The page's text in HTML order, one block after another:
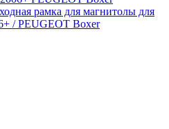
рамка для магнитолы для
/ PEUGEOT Boxer